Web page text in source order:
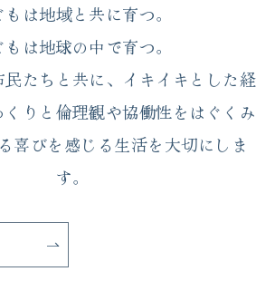
は地域と共に育つ。
は地球の中で育つ。
たちと共に、イキイキとした経
くりと倫理観や協働性をはぐくみ
喜びを感じる生活を大切にしま
す。